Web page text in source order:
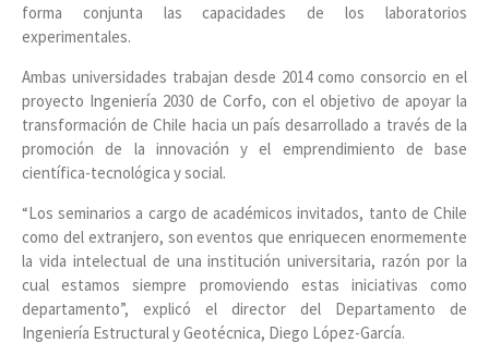
forma conjunta las capacidades de los laboratorios
experimentales.
Ambas universidades trabajan desde 2014 como consorcio en el
proyecto Ingeniería 2030 de Corfo, con el objetivo de apoyar la
transformación de Chile hacia un país desarrollado a través de la
promoción de la innovación y el emprendimiento de base
científica-tecnológica y social.
“Los seminarios a cargo de académicos invitados, tanto de Chile
como del extranjero, son eventos que enriquecen enormemente
la vida intelectual de una institución universitaria, razón por la
cual estamos siempre promoviendo estas iniciativas como
departamento”, explicó el director del Departamento de
Ingeniería Estructural y Geotécnica, Diego López-García.